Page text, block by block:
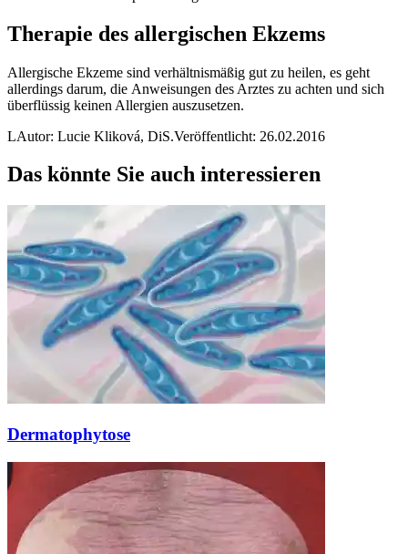
Therapie des allergischen Ekzems
Allergische Ekzeme sind verhältnismäßig gut zu heilen, es geht
allerdings darum, die Anweisungen des Arztes zu achten und sich
überflüssig keinen Allergien auszusetzen.
LAutor: Lucie Kliková, DiS.Veröffentlicht: 26.02.2016
Das könnte Sie auch interessieren
Dermatophytose